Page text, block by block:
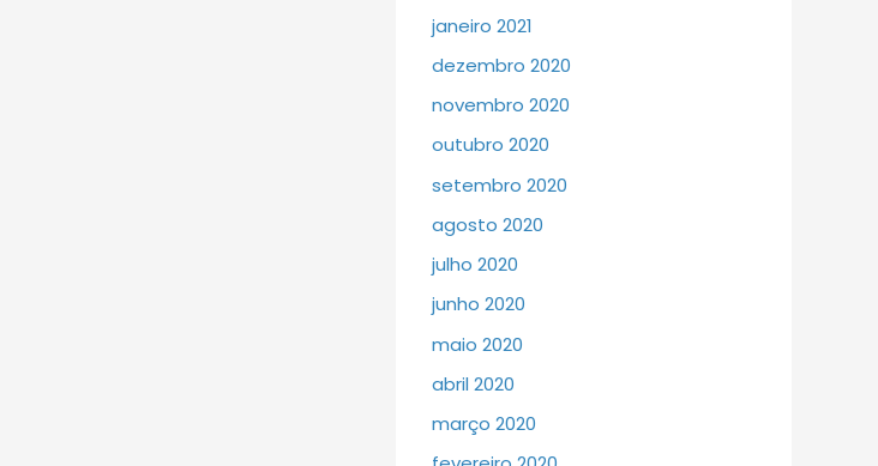
janeiro 2021
dezembro 2020
novembro 2020
outubro 2020
setembro 2020
agosto 2020
julho 2020
junho 2020
maio 2020
abril 2020
março 2020